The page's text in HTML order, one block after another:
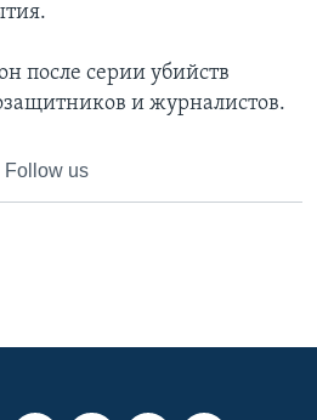
после серии убийств
и журналистов.
Follow us